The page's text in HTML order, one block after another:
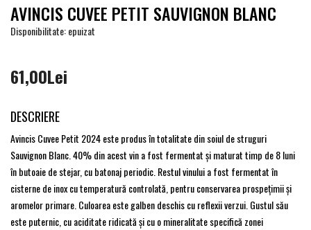
AVINCIS CUVEE PETIT SAUVIGNON BLANC
Disponibilitate: epuizat
61,00Lei
DESCRIERE
Avincis Cuvee Petit 2024 este produs în totalitate din soiul de struguri
Sauvignon Blanc. 40% din acest vin a fost fermentat şi maturat timp de 8 luni
în butoaie de stejar, cu batonaj periodic. Restul vinului a fost fermentat în
cisterne de inox cu temperatură controlată, pentru conservarea prospeţimii şi
aromelor primare. Culoarea este galben deschis cu reflexii verzui. Gustul său
este puternic, cu aciditate ridicată şi cu o mineralitate specifică zonei